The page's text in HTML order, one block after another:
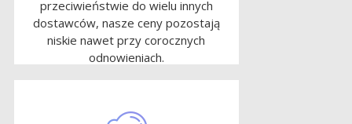
przeciwieństwie do wielu innych
dostawców, nasze ceny pozostają
niskie nawet przy corocznych
odnowieniach.